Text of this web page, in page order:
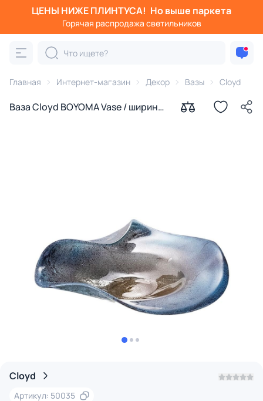
ЦЕНЫ НИЖЕ ПЛИНТУСА! Но выше паркета
Горячая распродажа светильников
Главная Интернет-магазин Декор Вазы Cloyd
Ваза Cloyd BOYOMA Vase / ширина
Cloyd
Артикул: 50035